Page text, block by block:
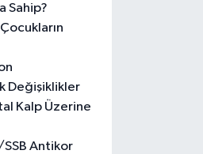
Sahip?
Değişiklikler
Kalp Üzerine
Antikor